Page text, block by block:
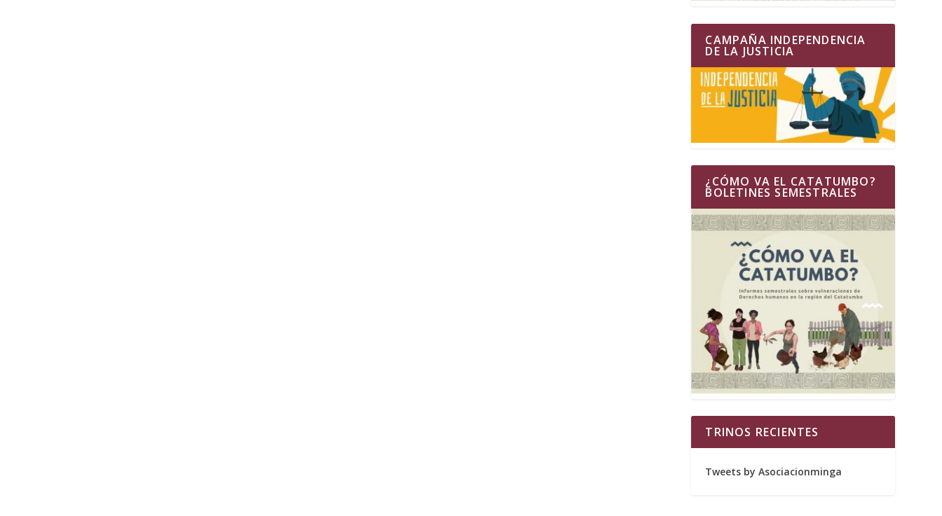
CAMPAÑA INDEPENDENCIA
DE LA JUSTICIA
¿CÓMO VA EL CATATUMBO?
BOLETINES SEMESTRALES
TRINOS RECIENTES
Tweets by Asociacionminga